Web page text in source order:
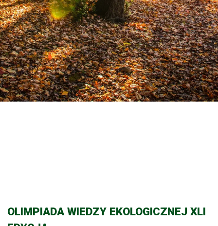
OLIMPIADA WIEDZY EKOLOGICZNEJ XLI